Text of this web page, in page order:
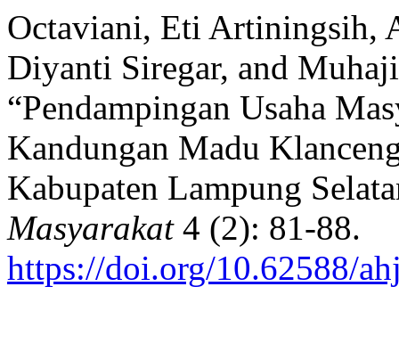
Octaviani, Eti Artiningsih,
Diyanti Siregar, and
“Pendampingan Usaha
Kandungan Madu
Kabupaten Lampung
Masyarakat4 (2): 81-88.
https://doi.org/10.62588/